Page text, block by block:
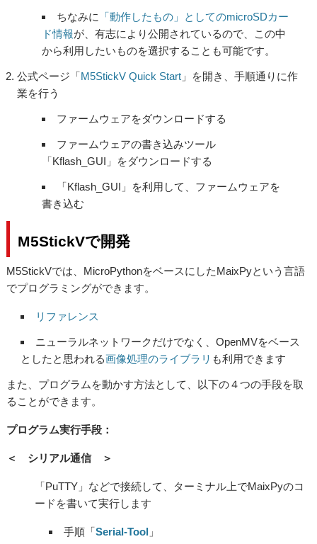
ちなみに
「動作したもの」としてのmicroSDカー
ド情報が、有志により公開されているので、この中
から利用したいものを選択することも可能です。
公式ページ「M5StickV Quick Start 」を開き、手順通りに作
業を行う
ファームウェアをダウンロードする
ファームウェアの書き込みツール
「Kflash_GUI」をダウンロードする
「Kflash_GUI」を利用して、ファームウェアを
書き込む
M5StickVで開発
M5StickVでは、MicroPythonをベースにしたMaixPyという言語
でプログラミングができます。
リファレンス
ニューラルネットワークだけでなく、OpenMVをベース
としたと思われる画像処理のライブラリ も利用できます
また、プログラムを動かす方法として、以下の４つの手段を取
ることができ ます。
プログラム実行手段：
＜ シリアル通信 ＞
「PuTTY」などで接続して、ターミナル上でMaixPyのコ
ードを書いて実行します
手順「Serial-Tool 」